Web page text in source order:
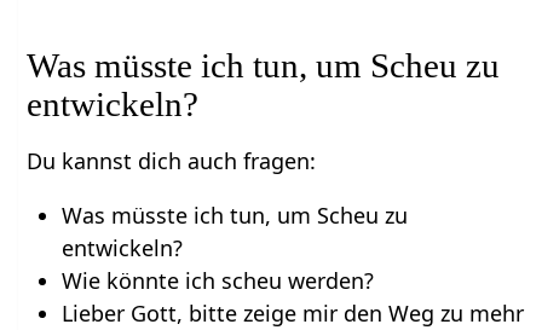
Was müsste ich tun, um Scheu zu
entwickeln?
Du kannst dich auch fragen:
Was müsste ich tun, um Scheu zu
entwickeln?
Wie könnte ich scheu werden?
Lieber Gott, bitte zeige mir den Weg zu mehr